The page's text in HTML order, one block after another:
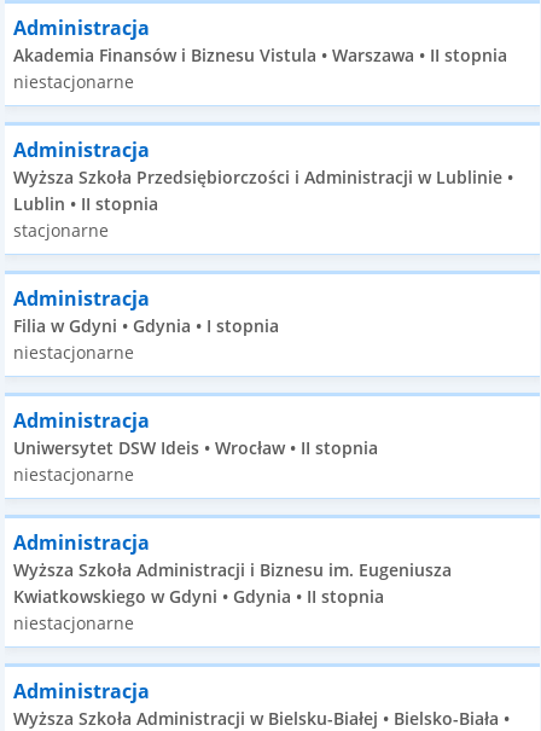
Administracja
Akademia Finansów i Biznesu Vistula • Warszawa • II stopnia
niestacjonarne
Administracja
Wyższa Szkoła Przedsiębiorczości i Administracji w Lublinie •
Lublin • II stopnia
stacjonarne
Administracja
Filia w Gdyni • Gdynia • I stopnia
niestacjonarne
Administracja
Uniwersytet DSW Ideis • Wrocław • II stopnia
niestacjonarne
Administracja
Wyższa Szkoła Administracji i Biznesu im. Eugeniusza
Kwiatkowskiego w Gdyni • Gdynia • II stopnia
niestacjonarne
Administracja
Wyższa Szkoła Administracji w Bielsku-Białej • Bielsko-Biała •